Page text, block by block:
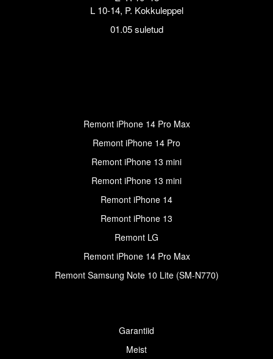
L 10-14, P. Kokkuleppel
01.05 suletud
Remont iPhone 14 Pro Max
Remont iPhone 14 Pro
Remont iPhone 13 mini
Remont iPhone 13 mini
Remont iPhone 14
Remont iPhone 13
Remont LG
Remont iPhone 14 Pro Max
Remont Samsung Note 10 Lite (SM-N770)
Garantiid
Meist